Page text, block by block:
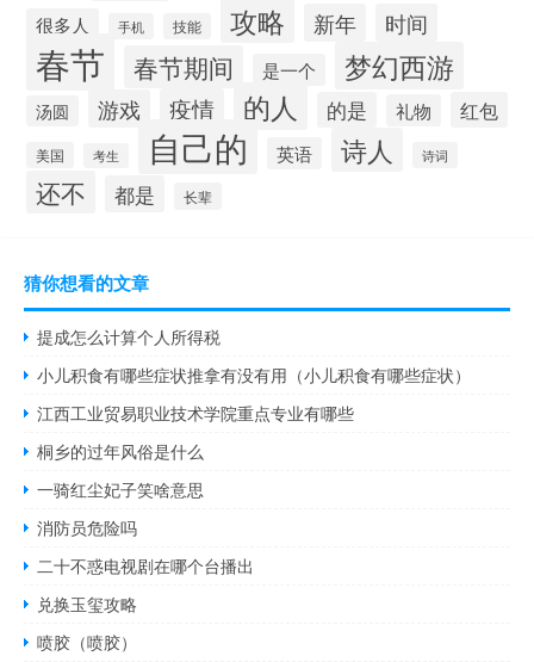
很多人 手机 技能 攻略 新年 时间
春节 春节期间 是一个 梦幻西游
汤圆 游戏 疫情 的人 的是 礼物 红包
美国 考生 自己的 英语 诗人 诗词
还不 都是 长辈
猜你想看的文章
提成怎么计算个人所得税
小儿积食有哪些症状推拿有没有用（小儿积食有哪些症状）
江西工业贸易职业技术学院重点专业有哪些
桐乡的过年风俗是什么
一骑红尘妃子笑啥意思
消防员危险吗
二十不惑电视剧在哪个台播出
兑换玉玺攻略
喷胶（喷胶）